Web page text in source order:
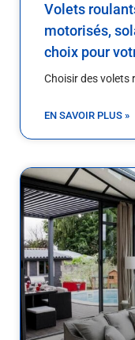
Volets
motorisés,
choix pour
Choisir des volets
EN SAVOIR PLUS »